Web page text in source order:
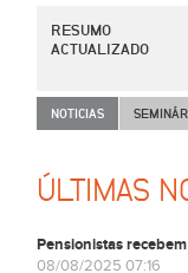
RESUMO
ACTUALIZADO
NOTICIAS
ÚLTIMAS
Pensionistas
08/08/2025 07:16